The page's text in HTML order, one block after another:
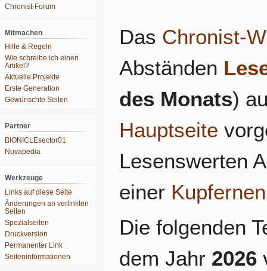
Das Chronist-
Abständen
des Monats)
Hauptseite
Lesenswerten
einer
Die folgenden
dem Jahr 2026
Chronist-Forum
Mitmachen
Hilfe & Regeln
Wie schreibe ich einen
Artikel?
Aktuelle Projekte
Erste Generation
Gewünschte Seiten
Partner
BIONICLEsector01
Nuvapedia
Werkzeuge
Links auf diese Seite
Änderungen an verlinkten
Seiten
Spezialseiten
Druckversion
Permanenter Link
Seiten­­informationen